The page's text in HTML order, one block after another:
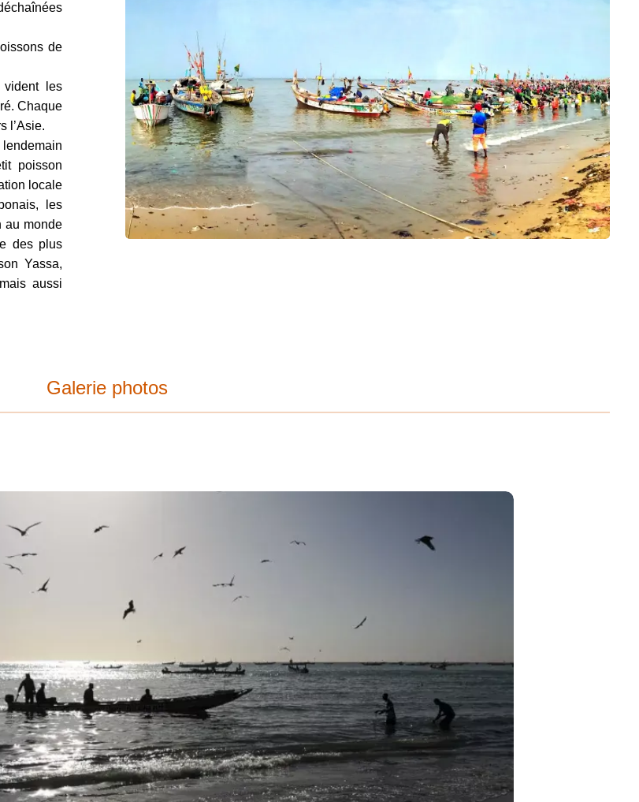
de
vident les
Chaque
l’Asie.
poisson
locale
les
au monde
des plus
Yassa,
aussi
Galerie photos